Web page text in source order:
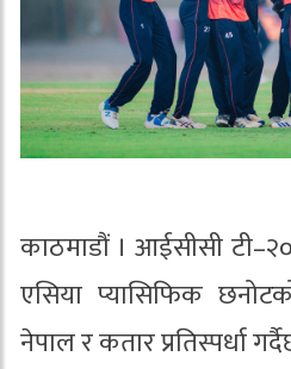
काठमाडौं । आईसीसी
एसिया प्यासिफिक
नेपाल र कतार प्रतिस्पर्धा